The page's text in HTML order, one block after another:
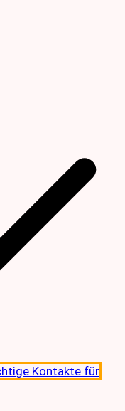
Kontakte für